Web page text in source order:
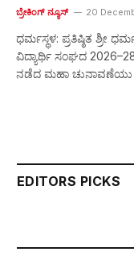
ಬ್ರೇಕಿಂಗ್ ನ್ಯೂಸ್ 20
ಧರ್ಮಸ್ಥಳ: ಪ್ರತಿಷ್ಠಿತ ಶ್ರೀ
ವಿದ್ಯಾರ್ಥಿ ಸಂಘದ
ನಡೆದ ಮಹಾ ಚುನಾವಣೆಯು
EDITORS PICKS